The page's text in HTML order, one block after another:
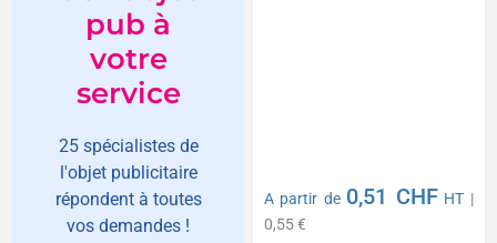
pub à
votre
service
25 spécialistes de
l'objet publicitaire
répondent à toutes
vos demandes !
A partir de 0,51 CHF HT |
0,55 €